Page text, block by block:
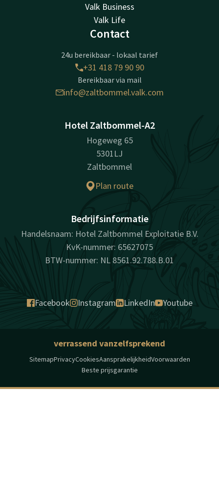
Valk Business
Valk Life
Contact
24u bereikbaar - lokaal tarief
+31 418 79 90 90
Bereikbaar via mail
info@zaltbommel.valk.com
Hotel Zaltbommel-A2
Hogeweg 65
5301LJ
Zaltbommel
Plan route
Bedrijfsinformatie
Handelsnaam: Hotel Zaltbommel Exploitatie B.V.
KvK-nummer: 65627075
BTW-nummer: NL 8561.92.788.B.01
Facebook Instagram LinkedIn Youtube
verrassend vanzelfsprekend
SitemapPrivacyCookiesAansprakelijkheidVoorwaarden
Beste prijsgarantie